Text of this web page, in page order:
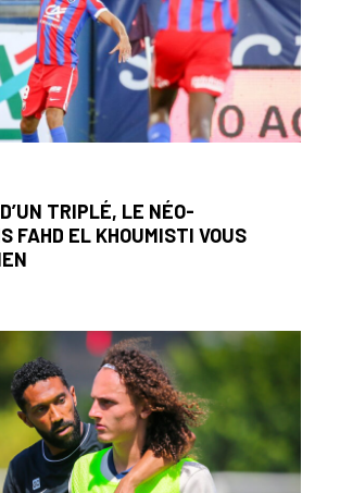
TRIPLÉ, LE NÉO-
FAHD EL KHOUMISTI VOUS